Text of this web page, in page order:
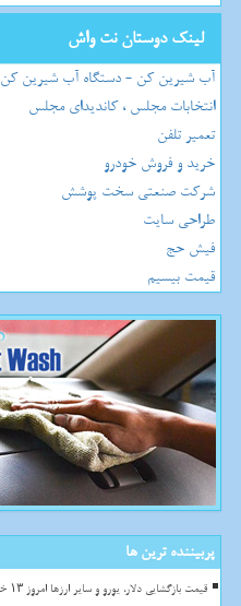
لینک دوستان نت واش
آب شیرین کن - دستگاه آب شیرین کن
انتخابات مجلس ، کاندیدای مجلس
تعمیر تلفن
خرید و فروش خودرو
شرکت صنعتی سخت پوشش
طراحی سایت
فیش حج
قیمت بیسیم
پربیننده ترین ها
قیمت بازگشایی دلار، یورو و سایر ارزها امروز ۱۳ خرداد ۱۴۰۵ به همراه جدول